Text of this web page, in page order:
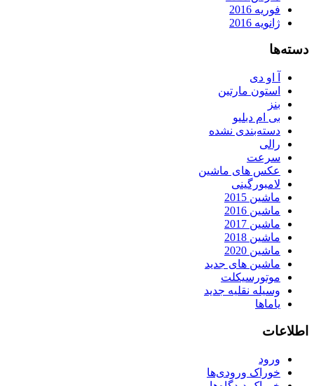
فوریه 2016
ژانویه 2016
دسته‌ها
آ او دی
استون مارتین
بنز
بی ام دبلیو
دسته‌بندی نشده
رالی
سرعت
عکس های ماشین
لامبورگینی
ماشین 2015
ماشین 2016
ماشین 2017
ماشین 2018
ماشین 2020
ماشین های جدید
موتورسیکلت
وسیله نقلیه جدید
یاماها
اطلاعات
ورود
خوراک ورودی‌ها